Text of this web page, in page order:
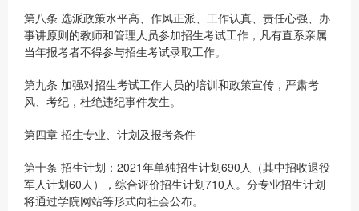
第八条 选派政策水平高、作风正派、工作认真、责任心强、办
事讲原则的教师和管理人员参加招生考试工作，凡有直系亲属
当年报考者不得参与招生考试录取工作。
第九条 加强对招生考试工作人员的培训和政策宣传，严肃考
风、考纪，杜绝违纪事件发生。
第四章 招生专业、计划及报考条件
第十条 招生计划：2021年单独招生计划690人（其中招收退役
军人计划60人），综合评价招生计划710人。分专业招生计划
将通过学院网站等形式向社会公布。